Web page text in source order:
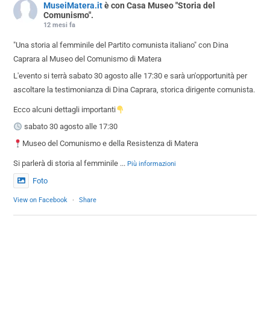
MuseiMatera.it è con Casa Museo "Storia del
Comunismo".
12 mesi fa
"Una storia al femminile del Partito comunista italiano" con Dina
Caprara al Museo del Comunismo di Matera
L'evento si terrà sabato 30 agosto alle 17:30 e sarà un'opportunità per
ascoltare la testimonianza di Dina Caprara, storica dirigente comunista.
Ecco alcuni dettagli importanti
sabato 30 agosto alle 17:30
Museo del Comunismo e della Resistenza di Matera
Si parlerà di storia al femminile ... Più informazioni
Foto
View on Facebook · Share